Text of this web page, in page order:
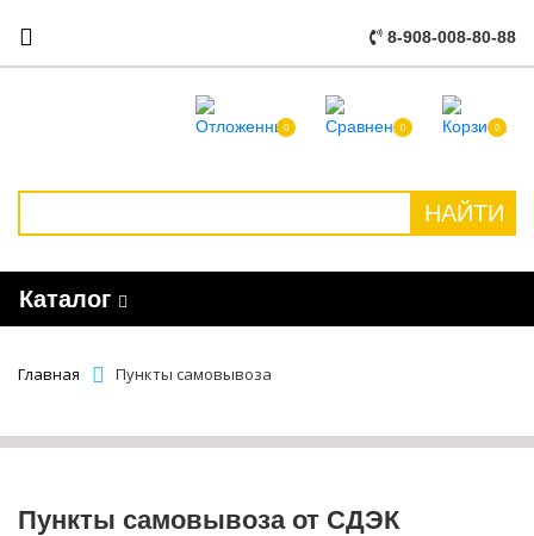
8-908-008-80-88
НАЙТИ
0 0 0
Каталог
Главная Пункты самовывоза
Пункты самовывоза от СДЭК